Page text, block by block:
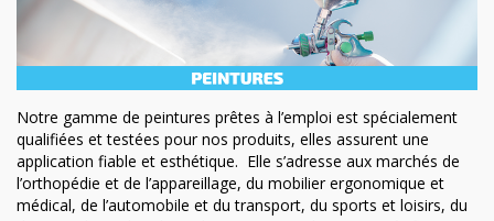
Notre gamme de peintures prêtes à l’emploi est spécialement
qualifiées et testées pour nos produits, elles assurent une
application fiable et esthétique. Elle s’adresse aux marchés de
l’orthopédie et de l’appareillage, du mobilier ergonomique et
médical, de l’automobile et du transport, du sports et loisirs, du